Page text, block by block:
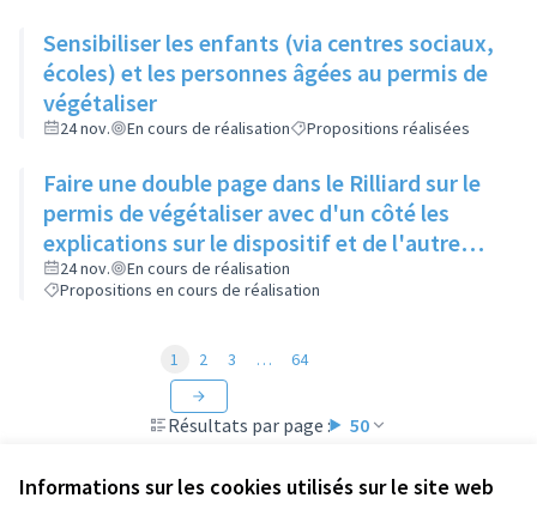
Informations sur les cookies utilisés sur le site web
Sensibiliser les enfants (via centres sociaux,
écoles) et les personnes âgées au permis de
végétaliser
24 nov. En cours de réalisation Propositions réalisées
Faire une double page dans le Rilliard sur le
permis de végétaliser avec d'un côté les
explications sur le dispositif et de l'autre
côté des exemples concrets de lieux à
investir
24 nov.
En cours de réalisation
Propositions en cours de réalisation
Résultats par page : 50
1 2 3 … 64